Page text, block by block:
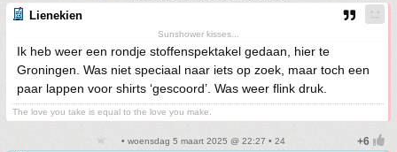
Lienekien
Sunshower kisses...
Ik heb weer een rondje stoffenspektakel gedaan, hier te
Groningen. Was niet speciaal naar iets op zoek, maar toch een
paar lappen voor shirts ‘gescoord’. Was weer flink druk.
The love you take is equal to the love you make.
• woensdag 5 maart 2025 @ 22:27 • 24